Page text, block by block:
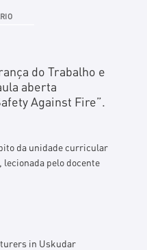
do Trabalho e
aberta
Against Fire”.
da unidade curricular
lecionada pelo docente
in Uskudar